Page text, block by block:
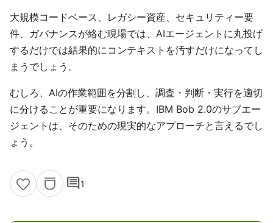
大規模コードベース、レガシー資産、セキュリティー要
件、ガバナンスが絡む現場では、AIエージェントに丸投げ
するだけでは結果的にコンテキストを汚すだけになってし
まうでしょう。
むしろ、AIの作業範囲を分割し、調査・判断・実行を適切
に分けることが重要になります。IBM Bob 2.0のサブエー
ジェントは、そのための現実的なアプローチと言えるでし
ょう。
comment1